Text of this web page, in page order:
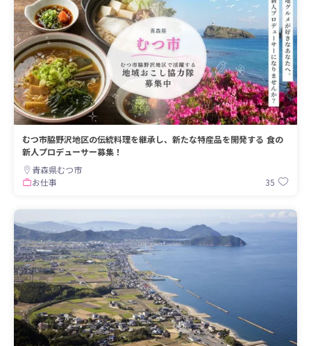
むつ市脇野沢地区の伝統料理を継承し、新たな特産品を開発する 食の
新人プロデューサー募集！
青森県むつ市
お仕事
35